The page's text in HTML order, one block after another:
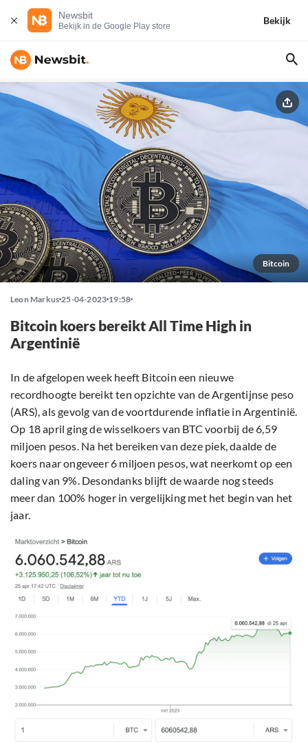
Newsbit
Bekijk in de Google Play store
Bekijk
Bitcoin
Leon Markus 25-04-2023 19:58
Bitcoin koers bereikt All Time High in
Argentinië
In de afgelopen week heeft Bitcoin een nieuwe
recordhoogte bereikt ten opzichte van de Argentijnse peso
(ARS), als gevolg van de voortdurende inflatie in Argentinië.
Op 18 april ging de wisselkoers van BTC voorbij de 6,59
miljoen pesos. Na het bereiken van deze piek, daalde de
koers naar ongeveer 6 miljoen pesos, wat neerkomt op een
daling van 9%. Desondanks blijft de waarde nog steeds
meer dan 100% hoger in vergelijking met het begin van het
jaar.